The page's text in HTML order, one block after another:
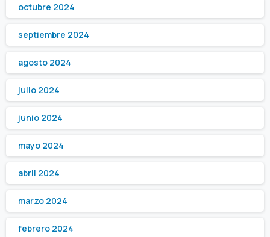
octubre 2024
septiembre 2024
agosto 2024
julio 2024
junio 2024
mayo 2024
abril 2024
marzo 2024
febrero 2024